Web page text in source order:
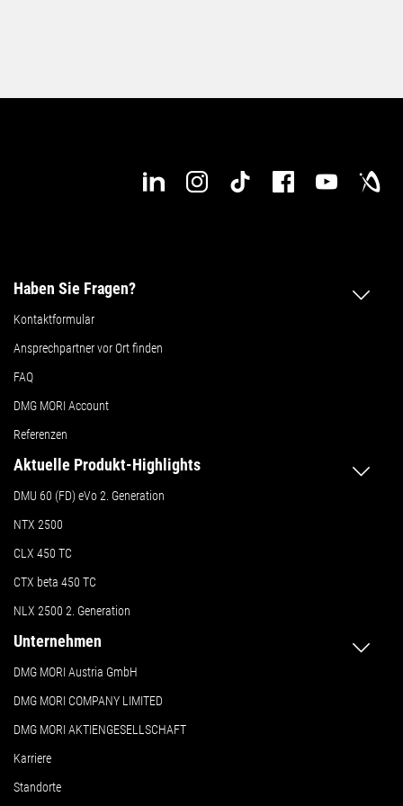
Haben Sie Fragen?
Kontaktformular
Ansprechpartner vor Ort finden
FAQ
DMG MORI Account
Referenzen
Aktuelle Produkt-Highlights
DMU 60 (FD) eVo 2. Generation
NTX 2500
CLX 450 TC
CTX beta 450 TC
NLX 2500 2. Generation
Unternehmen
DMG MORI Austria GmbH
DMG MORI COMPANY LIMITED
DMG MORI AKTIENGESELLSCHAFT
Karriere
Standorte